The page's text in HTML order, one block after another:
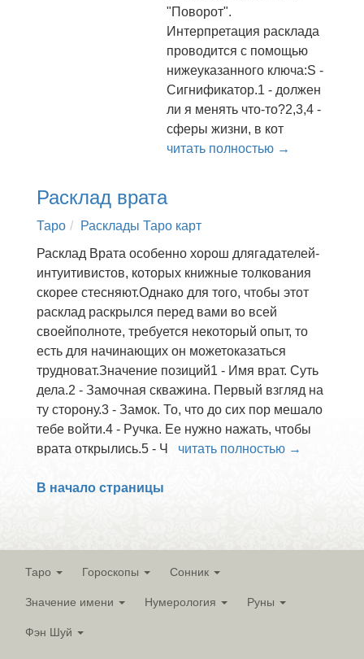
"Поворот".
Интерпретация расклада
проводится с помощью
нижеуказанного ключа:S -
Сигнификатор.1 - должен
ли я менять что-то?2,3,4 -
сферы жизни, в кот
читать полностью →
Расклад врата
Таро
Расклады Таро карт
Расклад Врата особенно хорош длягадателей-
интуитивистов, которых книжные толкования
скорее стесняют.Однако для того, чтобы этот
расклад раскрылся перед вами во всей
своейполноте, требуется некоторый опыт, то
есть для начинающих он можетоказаться
трудноват.Значение позиций1 - Имя врат. Суть
дела.2 - Замочная скважина. Первый взгляд на
ту сторону.3 - Замок. То, что до сих пор мешало
тебе войти.4 - Ручка. Ее нужно нажать, чтобы
врата открылись.5 - Ч читать полностью →
В начало страницы
Таро Гороскопы Сонник
Значение имени Нумерология Руны
Фэн Шуй